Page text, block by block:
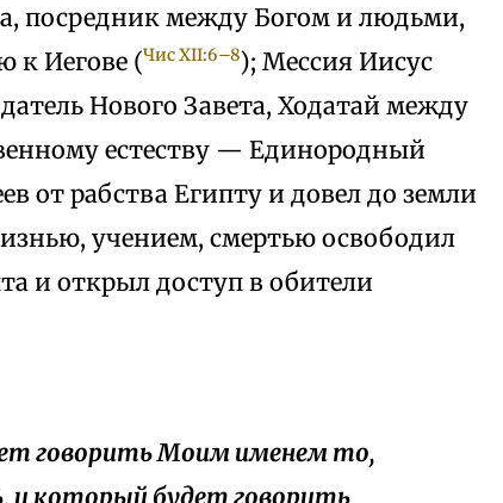
посредник между Богом и людьми,
к Иегове (Чис XII:6–8); Мессия Иисус
Нового Завета, Ходатай между
естеству — Единородный
от рабства Египту и довел до земли
учением, смертью освободил
и открыл доступ в обители
говорить Моим именем то,
и который будет говорить